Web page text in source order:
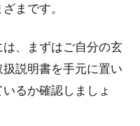
！シーリングファンを
けよう！
まです。
、まずはご自分の玄
説明書を手元に置い
るか確認しましょ